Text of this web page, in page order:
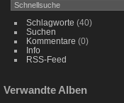
Schlagworte (40)
Suchen
Kommentare (0)
Info
RSS-Feed
Verwandte Alben